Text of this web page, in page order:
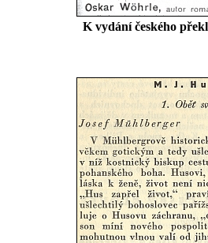
K vydání českého